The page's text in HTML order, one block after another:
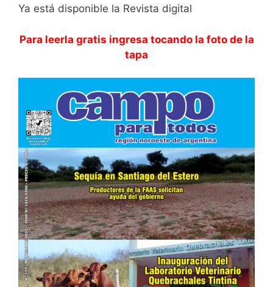
Ya está disponible la Revista digital
Para leerla gratis ingresa tocando la foto de la
tapa